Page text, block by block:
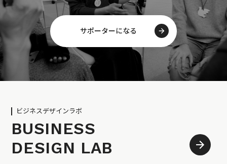
サポーターになる
ビジネスデザインラボ
BUSINESS
DESIGN LAB